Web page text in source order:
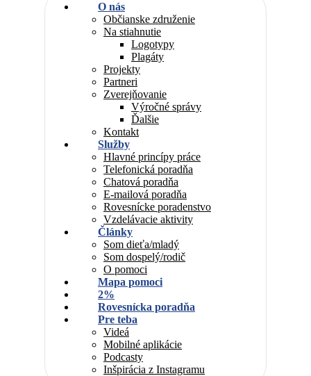
O nás
Občianske združenie
Na stiahnutie
Logotypy
Plagáty
Projekty
Partneri
Zverejňovanie
Výročné správy
Ďalšie
Kontakt
Služby
Hlavné princípy práce
Telefonická poradňa
Chatová poradňa
E-mailová poradňa
Rovesnícke poradenstvo
Vzdelávacie aktivity
Články
Som dieťa/mladý
Som dospelý/rodič
O pomoci
Mapa pomoci
2%
Rovesnícka poradňa
Pre teba
Videá
Mobilné aplikácie
Podcasty
Inšpirácia z Instagramu